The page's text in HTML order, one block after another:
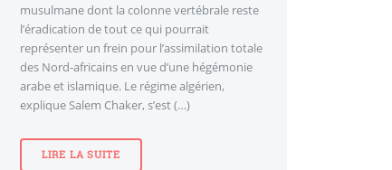
musulmane dont la colonne vertébrale reste
l’éradication de tout ce qui pourrait
représenter un frein pour l’assimilation totale
des Nord-africains en vue d’une hégémonie
arabe et islamique. Le régime algérien,
explique Salem Chaker, s’est (…)
LIRE LA SUITE